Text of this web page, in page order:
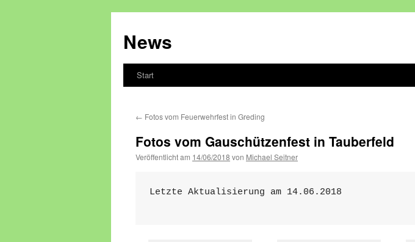
springen
News
Start
← Fotos vom Feuerwehrfest in Greding
Fotos vom Gauschützenfest in Tauberfeld
Veröffentlicht am 14/06/2018 von Michael Seitner
Letzte Aktualisierung am 14.06.2018